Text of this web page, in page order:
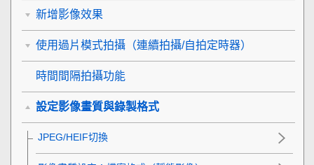
新增影像效果
使用過片模式拍攝（連續拍攝/自拍定時器）
時間間隔拍攝功能
設定影像畫質與錄製格式
JPEG/HEIF切換